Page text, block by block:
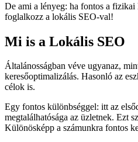
De ami a lényeg: ha fontos a
foglalkozz a lokális SEO-val!
Mi is a Lokális SEO
Általánosságban véve ugyanaz,
keresőoptimalizálás. Hasonló az
célok is.
Egy fontos különbséggel: itt az
megtalálhatósága az üzletnek. Ezt
Különösképp a számunkra fontos